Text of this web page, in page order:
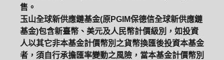
售。
玉山全球新供應鏈基金(原PGIM保德信全球新供應鏈
基金)包含新臺幣、美元及人民幣計價級別，如投資
人以其它非本基金計價幣別之貨幣換匯後投資本基金
者，須自行承擔匯率變動之風險，當本基金計價幣別